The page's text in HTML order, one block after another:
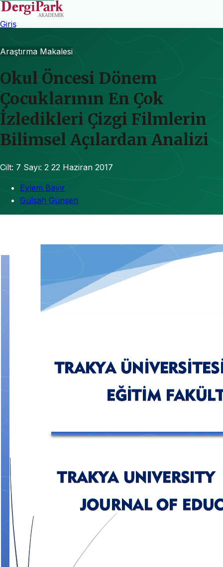
Giriş
Araştırma Makalesi
Okul Öncesi Dönem
Çocuklarının En Çok
İzledikleri Çizgi Filmlerin
Bilimsel Açılardan Analizi
Cilt: 7 Sayı: 2 22 Haziran 2017
Eylem Bayır
Gülşah Günşen